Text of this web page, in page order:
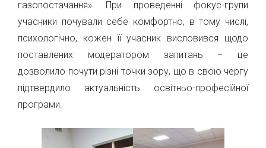
газопостачання». При проведенні фокус-групи
учасники почували себе комфортно, в тому числі,
психологічно, кожен її учасник висловився щодо
поставлених модератором запитань − це
дозволило почути різні точки зору, що в свою чергу
підтвердило актуальність освітньо-професійної
програми.